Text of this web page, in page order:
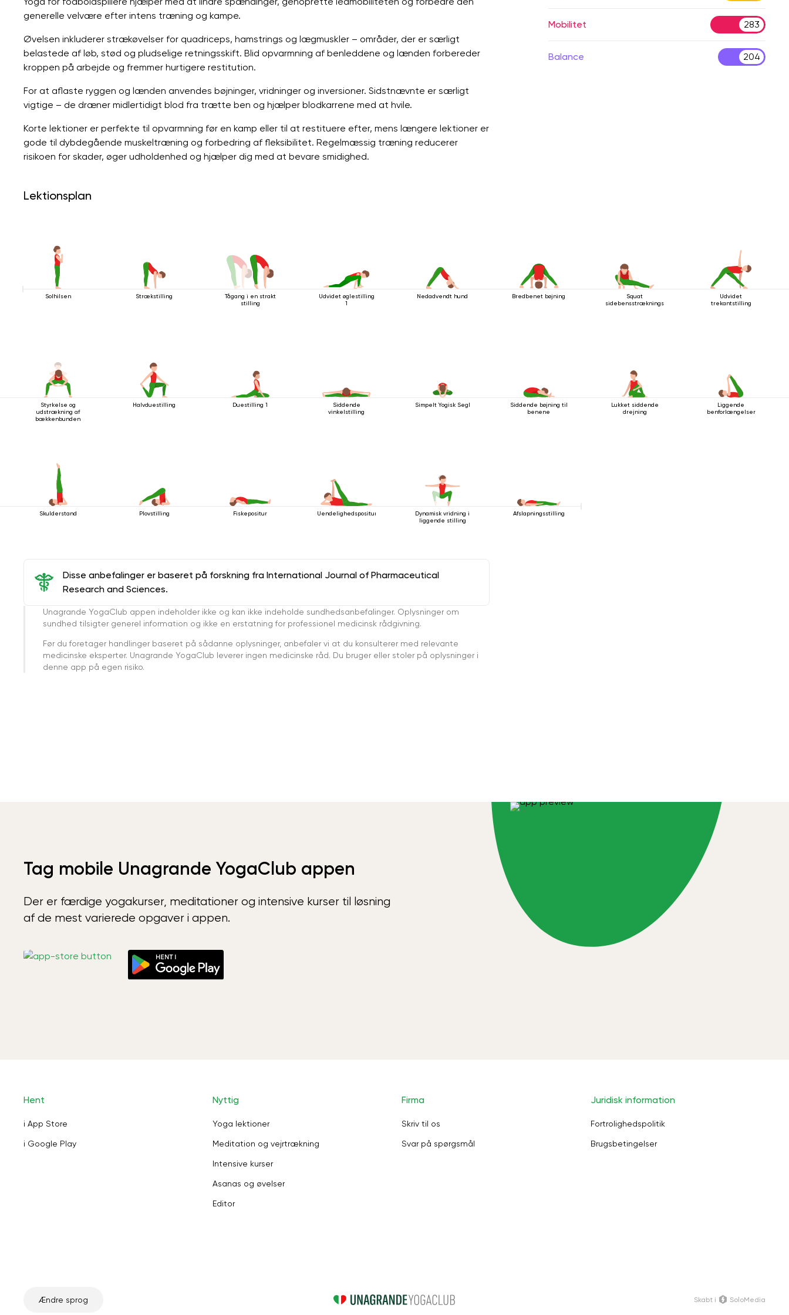
generelle velvære efter intens træning og kampe.
Øvelsen inkluderer strækøvelser for quadriceps, hamstrings og lægmuskler – områder, der er særligt
belastede af løb, stød og pludselige retningsskift. Blid opvarmning af benleddene og lænden forbereder
kroppen på arbejde og fremmer hurtigere restitution.
For at aflaste ryggen og lænden anvendes bøjninger, vridninger og inversioner. Sidstnævnte er særligt
vigtige – de dræner midlertidigt blod fra trætte ben og hjælper blodkarrene med at hvile.
Korte lektioner er perfekte til opvarmning før en kamp eller til at restituere efter, mens længere lektioner er
gode til dybdegående muskeltræning og forbedring af fleksibilitet. Regelmæssig træning reducerer
risikoen for skader, øger udholdenhed og hjælper dig med at bevare smidighed.
Mobilitet 283
Balance 204
Lektionsplan
Solhilsen Strækstilling
Tågang i en strakt
stilling
Udvidet øglestilling
1
Nedadvendt hund Bredbenet bøjning
Squat
sidebensstrækningsstilling
Udvidet
trekantstilling
Styrkelse og
udstrækning af
bækkenbunden
Halvduestilling Duestilling 1
Siddende
vinkelstilling
Simpelt Yogisk Segl
Siddende bøjning til
benene
Lukket siddende
drejning
Liggende
benforlængelser
Skulderstand Plovstilling Fiskepositur Uendelighedspositur
Dynamisk vridning i
liggende stilling
Afslapningsstilling
Disse anbefalinger er baseret på forskning fra International Journal of Pharmaceutical
Research and Sciences.
Unagrande YogaClub appen indeholder ikke og kan ikke indeholde sundhedsanbefalinger. Oplysninger om
sundhed tilsigter generel information og ikke en erstatning for professionel medicinsk rådgivning.
Før du foretager handlinger baseret på sådanne oplysninger, anbefaler vi at du konsulterer med relevante
medicinske eksperter. Unagrande YogaClub leverer ingen medicinske råd. Du bruger eller stoler på oplysninger i
denne app på egen risiko.
Tag mobile Unagrande YogaClub appen
Der er færdige yogakurser, meditationer og intensive kurser til løsning
af de mest varierede opgaver i appen.
Hent
i App Store
i Google Play
Nyttig
Yoga lektioner
Meditation og vejrtrækning
Intensive kurser
Asanas og øvelser
Editor
Firma
Skriv til os
Svar på spørgsmål
Juridisk information
Fortrolighedspolitik
Brugsbetingelser
Ændre sprog Skabt i SoloMedia